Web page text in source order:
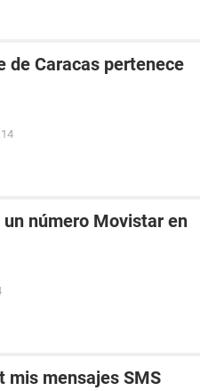
de Caracas pertenece
número Movistar en
mis mensajes SMS